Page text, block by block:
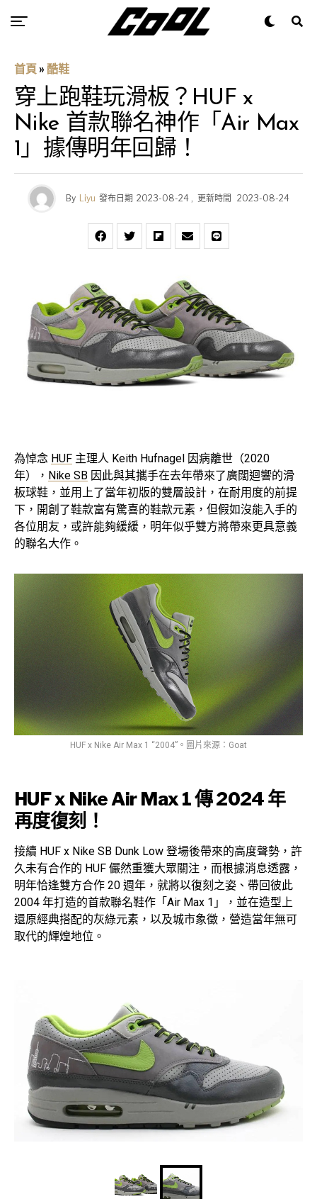
首頁 » 酷鞋
穿上跑鞋玩滑板？HUF x
Nike 首款聯名神作「Air Max
1」據傳明年回歸！
By Liyu 發布日期 2023-08-24 , 更新時間 2023-08-24
為悼念 HUF 主理人 Keith Hufnagel 因病離世（2020
年）， Nike SB 因此與其攜手在去年帶來了廣闊迴響的滑
板球鞋，並用上了當年初版的雙層設計，在耐用度的前提
下，開創了鞋款富有驚喜的鞋款元素，但假如沒能入手的
各位朋友，或許能夠緩緩，明年似乎雙方將帶來更具意義
的聯名大作。
HUF x Nike Air Max 1 “2004”。圖片來源：Goat
HUF x Nike Air Max 1 傳 2024 年
再度復刻！
接續 HUF x Nike SB Dunk Low 登場後帶來的高度聲勢，許
久未有合作的 HUF 儼然重獲大眾關注，而根據消息透露，
明年恰逢雙方合作 20 週年，就將以復刻之姿、帶回彼此
2004 年打造的首款聯名鞋作「Air Max 1」，並在造型上
還原經典搭配的灰綠元素，以及城市象徵，營造當年無可
取代的輝煌地位。